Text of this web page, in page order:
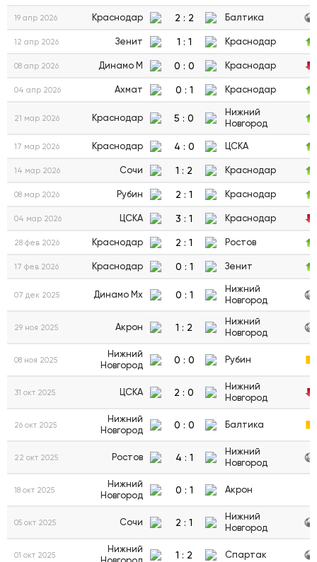
19 апр 2026 Краснодар 2 : 2 Балтика
12 апр 2026 Зенит 1 : 1 Краснодар
08 апр 2026 Динамо М 0 : 0 Краснодар
04 апр 2026 Ахмат 0 : 1 Краснодар
21 мар 2026 Краснодар 5 : 0
Нижний
Новгород
17 мар 2026 Краснодар 4 : 0 ЦСКА
14 мар 2026 Сочи 1 : 2 Краснодар
08 мар 2026 Рубин 2 : 1 Краснодар
04 мар 2026 ЦСКА 3 : 1 Краснодар
28 фев 2026 Краснодар 2 : 1 Ростов
17 фев 2026 Краснодар 0 : 1 Зенит
07 дек 2025 Динамо Мх 0 : 1
Нижний
Новгород
29 ноя 2025 Акрон 1 : 2
Нижний
Новгород
08 ноя 2025
Нижний
Новгород
0 : 0 Рубин
31 окт 2025 ЦСКА 2 : 0
Нижний
Новгород
26 окт 2025
Нижний
Новгород
0 : 0 Балтика
22 окт 2025 Ростов 4 : 1
Нижний
Новгород
18 окт 2025
Нижний
Новгород
0 : 1 Акрон
05 окт 2025 Сочи 2 : 1
Нижний
Новгород
01 окт 2025
Нижний
1 : 2 Спартак